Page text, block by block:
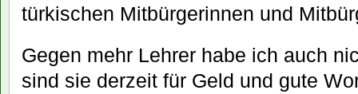
türkischen Mitbürgerinnen und
Gegen mehr Lehrer habe ich auch
sind sie derzeit für Geld und gute